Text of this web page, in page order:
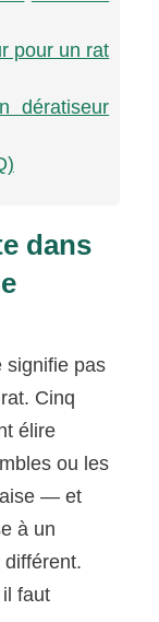
pour un rat
dératiseur
dans
signifie pas
Cinq
élire
ou les
— et
à un
faut